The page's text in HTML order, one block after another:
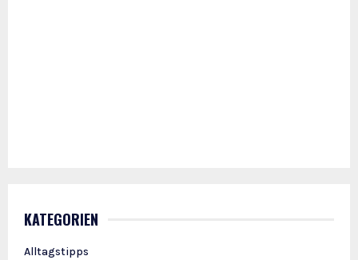
KATEGORIEN
Alltagstipps